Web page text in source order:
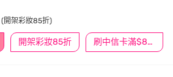
開架彩妝85折 刷中信卡滿$888送3萬點
(開架彩妝85折)